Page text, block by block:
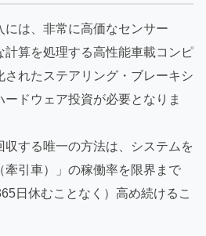
には、非常に高価なセンサー
計算を処理する高性能車載コンピ
されたステアリング・ブレーキシ
ドウェア投資が必要となりま
収する唯一の方法は、システムを
牽引車）」の稼働率を限界まで
日休むことなく）高め続けるこ